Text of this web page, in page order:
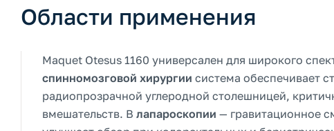
Области применения
Maquet Otesus 1160 универсален для широкого
спинномозговой хирургии система обеспечивает
радиопрозрачной углеродной столешницей,
вмешательств. В лапароскопии — гравитационное